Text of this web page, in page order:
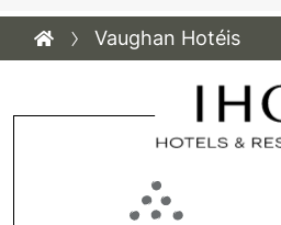
Vaughan Hotéis